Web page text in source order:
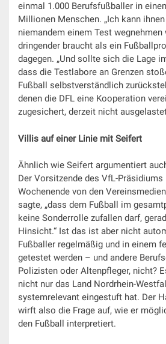
einmal 1.000 Berufsfußballer in
Millionen Menschen. „Ich kann
niemandem einem Test wegnehmen
dringender braucht als ein
dagegen. „Und sollte sich die Lage
dass die Testlabore an Grenzen
Fußball selbstverständlich
denen die DFL eine Kooperation
zugesichert, derzeit nicht
Villis auf einer Linie mit Seifert
Ähnlich wie Seifert argumentiert
Der Vorsitzende des VfL-
Wochenende von den
sagte, „dass dem Fußball im
keine Sonderrolle zufallen darf,
Hinsicht.“ Ist das ist aber nicht
Fußballer regelmäßig und in einem
getestet werden – und andere
Polizisten oder Altenpfleger, nicht?
nicht nur das Land Nordrhein-
systemrelevant eingestuft hat. Der
wirft also die Frage auf, wie er
den Fußball interpretiert.